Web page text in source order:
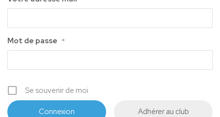
Mot de passe *
Se souvenir de moi
Adhérer au club